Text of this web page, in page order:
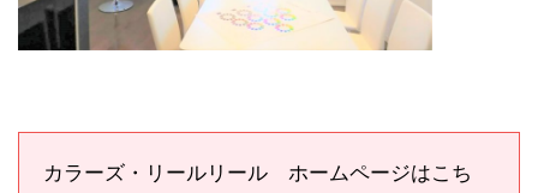
カラーズ・リールリール ホームページはこち